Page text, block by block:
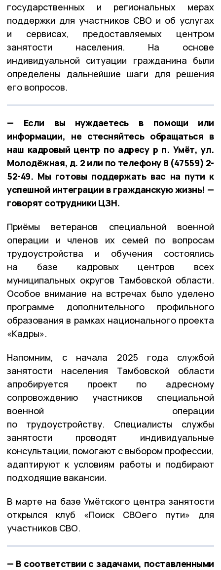
государственных и региональных мерах
поддержки для участников СВО и об услугах
и сервисах, предоставляемых центром
занятости населения. На основе
индивидуальной ситуации гражданина были
определены дальнейшие шаги для решения
его вопросов.
— Если вы нуждаетесь в помощи или
информации, не стесняйтесь обращаться в
наш кадровый центр по адресу р п. Умёт, ул.
Молодёжная, д. 2 или по телефону 8 (47559) 2-
52-49. Мы готовы поддержать вас на пути к
успешной интеграции в гражданскую жизнь! —
говорят сотрудники ЦЗН.
Приёмы ветеранов специальной военной
операции и членов их семей по вопросам
трудоустройства и обучения состоялись
на базе кадровых центров всех
муниципальных округов Тамбовской области.
Особое внимание на встречах было уделено
программе дополнительного профильного
образования в рамках национального проекта
«Кадры».
Напомним, с начала 2025 года службой
занятости населения Тамбовской области
апробируется проект по адресному
сопровождению участников специальной
военной операции
по трудоустройству. Специалисты службы
занятости проводят индивидуальные
консультации, помогают с выбором профессии,
адаптируют к условиям работы и подбирают
подходящие вакансии.
В марте на базе Умётского центра занятости
открылся клуб «Поиск СВОего пути» для
участников СВО.
— В соответствии с задачами, поставленными